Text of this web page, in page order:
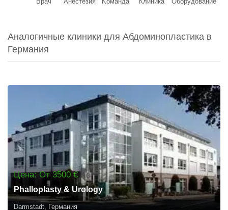
Аналогичные клиники для Абдоминопластика в
Германия
Цена: От 3500 €
Phalloplasty & Urology
Darmstadt, Германия